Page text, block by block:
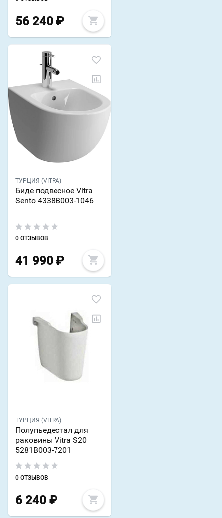
56 240 ₽
ТУРЦИЯ (VITRA)
Биде подвесное Vitra
Sento 4338B003-1046
0 ОТЗЫВОВ
41 990 ₽
ТУРЦИЯ (VITRA)
Полупьедестал для
раковины Vitra S20
5281B003-7201
0 ОТЗЫВОВ
6 240 ₽